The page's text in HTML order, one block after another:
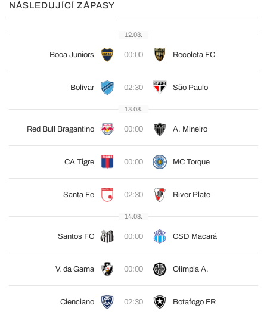
NÁSLEDUJÍCÍ ZÁPASY
12.08.
Boca Juniors 00:00 Recoleta FC
Bolívar 02:30 São Paulo
13.08.
Red Bull Bragantino 00:00 A. Mineiro
CA Tigre 00:00 MC Torque
Santa Fe 02:30 River Plate
14.08.
Santos FC 00:00 CSD Macará
V. da Gama 00:00 Olimpia A.
Cienciano 02:30 Botafogo FR